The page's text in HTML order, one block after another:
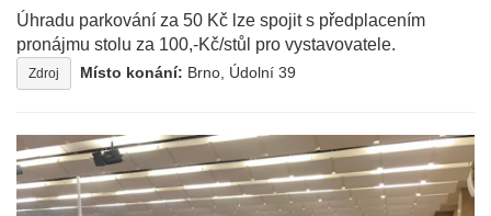
Úhradu parkování za 50 Kč lze spojit s předplacením
pronájmu stolu za 100,-Kč/stůl pro vystavovatele.
Zdroj Místo konání: Brno, Údolní 39